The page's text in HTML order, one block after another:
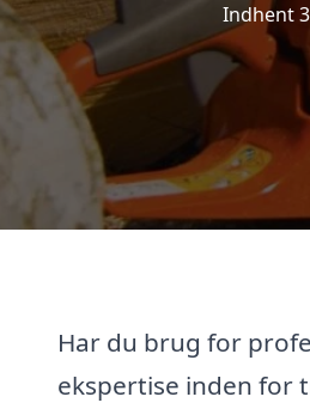
Indhent
Har du brug for
ekspertise inden for